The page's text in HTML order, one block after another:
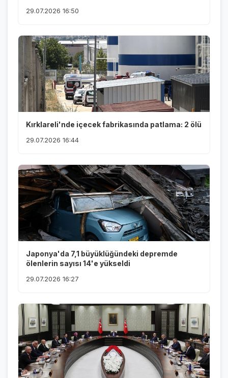
29.07.2026 16:50
Kırklareli'nde içecek fabrikasında patlama: 2 ölü
29.07.2026 16:44
Japonya'da 7,1 büyüklüğündeki depremde
ölenlerin sayısı 14'e yükseldi
29.07.2026 16:27